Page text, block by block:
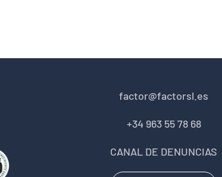
factor@factorsl.es
+34 963 55 78 68
CANAL DE DENUNCIAS